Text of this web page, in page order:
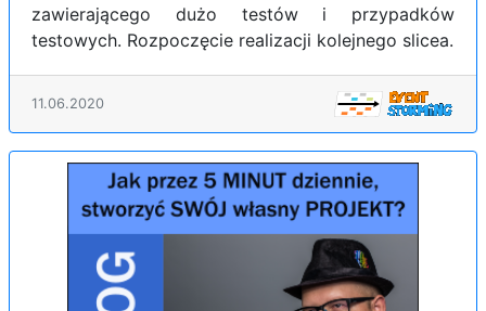
zawierającego dużo testów i przypadków
testowych. Rozpoczęcie realizacji kolejnego slicea.
11.06.2020